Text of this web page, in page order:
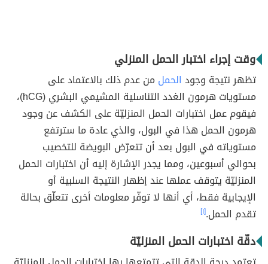
وقت إجراء اختبار الحمل المنزلي
تظهر نتيجة وجود الحمل من عدم ذلك بالاعتماد على
مستويات هرمون الغدد التناسلية المشيمي البشري (hCG)،
فيقوم عمل اختبارات الحمل المنزليّة على الكشف عن وجود
هرمون الحمل هذا في البول، والذي عادة ما سترتفع
مستوياته في البول بعد أن تتعرّض البويضة للتخصيب
بحوالي أسبوعين، ومما يجدر الإشارة إليه أن اختبارات الحمل
المنزليّة يتوقف عملها عند إظهار النتيجة السلبية أو
الإيجابية فقط، أي أنها لا توفّر معلومات أخرى تتعلّق بحالة
تقدم الحمل.[١]
دقّة اختبارات الحمل المنزليّة